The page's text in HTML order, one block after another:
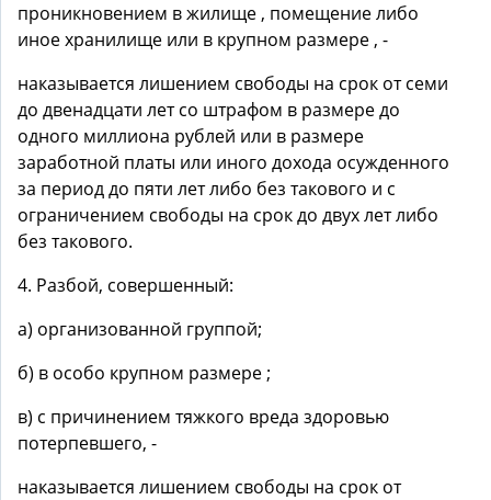
проникновением в жилище , помещение либо
иное хранилище или в крупном размере , -
наказывается лишением свободы на срок от семи
до двенадцати лет со штрафом в размере до
одного миллиона рублей или в размере
заработной платы или иного дохода осужденного
за период до пяти лет либо без такового и с
ограничением свободы на срок до двух лет либо
без такового.
4. Разбой, совершенный:
а) организованной группой;
б) в особо крупном размере ;
в) с причинением тяжкого вреда здоровью
потерпевшего, -
наказывается лишением свободы на срок от